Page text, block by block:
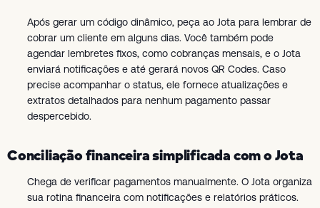
Após gerar um código dinâmico, peça ao Jota para lembrar de
cobrar um cliente em alguns dias. Você também pode
agendar lembretes fixos, como cobranças mensais, e o Jota
enviará notificações e até gerará novos QR Codes. Caso
precise acompanhar o status, ele fornece atualizações e
extratos detalhados para nenhum pagamento passar
despercebido.
Conciliação financeira simplificada com o Jota
Chega de verificar pagamentos manualmente. O Jota organiza
sua rotina financeira com notificações e relatórios práticos.